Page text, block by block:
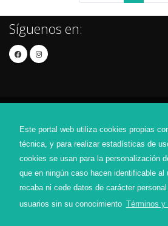
Este portal web utiliza cookies propias
técnica, y para realizar estadísticas de
cookies se usan para la personalización
que en ningún caso hacen identificable al
recaba ni cede datos de carácter
usuarios sin su conocimiento Términos y
Síguenos en:
Contacto Aviso Legal
Política de envíos
Política de